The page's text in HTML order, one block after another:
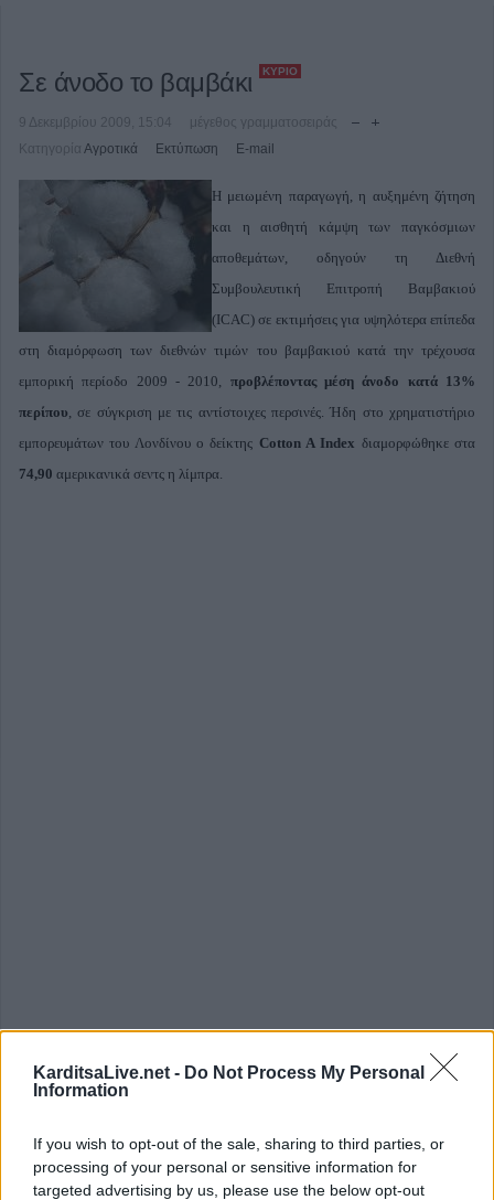
KarditsaLive.net - Do Not Process My Personal
Information
If you wish to opt-out of the sale, sharing to third parties, or
processing of your personal or sensitive information for
targeted advertising by us, please use the below opt-out
Σε άνοδο το βαμβάκι ΚΎΡΙΟ
9 Δεκεμβρίου 2009, 15:04
μέγεθος γραμματοσειράς
Κατηγορία Αγροτικά Εκτύπωση E-mail
Η μειωμένη παραγωγή, η αυξημένη ζήτηση
και η αισθητή κάμψη των παγκόσμιων
αποθεμάτων, οδηγούν τη Διεθνή
Συμβουλευτική Επιτροπή Βαμβακιού
(ICAC) σε εκτιμήσεις για υψηλότερα επίπεδα
στη διαμόρφωση των διεθνών τιμών του βαμβακιού κατά την τρέχουσα
εμπορική περίοδο 2009 - 2010, προβλέποντας μέση άνοδο κατά 13%
περίπου, σε σύγκριση με τις αντίστοιχες περσινές. Ήδη στο χρηματιστήριο
εμπορευμάτων του Λονδίνου ο δείκτης Cotton A Index διαμορφώθηκε στα
74,90 αμερικανικά σεντς η λίμπρα.
Με βάση τις νεώτερες εκτιμήσεις της ICAC, τα παγκόσμια αποθέματα
βαμβακιού στο τέλος της τρέχουσας εμπορικής περιόδου θα είναι μειωμένα
φθάνοντας στα 10,7 εκατ. τόνους, έναντι 12,3 εκατ. τόνων στα τέλη της
εμπορικής περιόδου 2008-2009 και 12,03 εκατ. τόνων στα τέλη της περιόδου